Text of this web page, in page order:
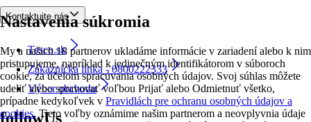
Nastavenia súkromia
My a našich 18 partnerov ukladáme informácie v zariadení alebo k nim
pristupujeme, napríklad k jedinečným identifikátorom v súboroch
cookie, za účelom spracúvania osobných údajov. Svoj súhlas môžete
udeliť alebo spravovať voľbou Prijať alebo Odmietnuť všetko,
prípadne kedykoľvek v Pravidlách pre ochranu osobných údajov a
cookies. Tieto voľby oznámime našim partnerom a neovplyvnia údaje
Kontaktujte nás
Tesco.sk
Zákaznícka linka - 0800222333
Výber obchodu
followUs